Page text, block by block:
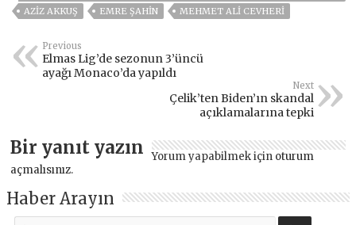
AZİZ AKKUŞ
EMRE ŞAHIN MEHMET ALİ CEVHERİ
Previous
Elmas Lig’de sezonun 3’üncü
ayağı Monaco’da yapıldı
Next
Çelik’ten Biden’ın skandal
açıklamalarına tepki
Bir yanıt yazın Yorum yapabilmek için oturum
açmalısınız.
Haber Arayın